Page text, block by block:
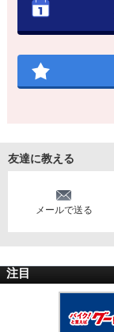
友達に教える
メールで送る
注目